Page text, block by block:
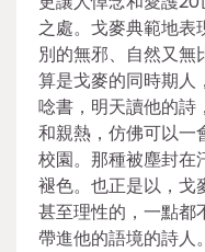
之處。戈麥典範地表
別的無邪、自然又無
算是戈麥的同時期人
唸書，明天讀他的詩
和親熱，仿佛可以一
校園。那種被塵封在
褪色。也正是以，戈
甚至理性的，一點都
帶進他的語境的詩人。